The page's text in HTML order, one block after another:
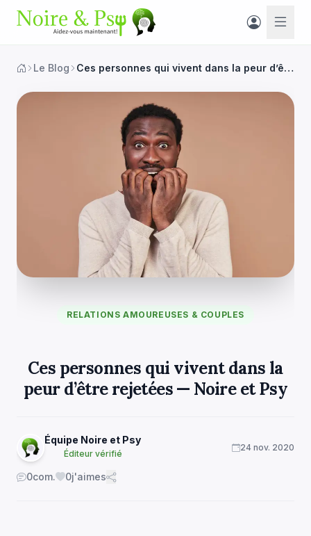
Le Blog Ces personnes qui vivent dans la peur d’être rejetées
RELATIONS AMOUREUSES & COUPLES
Ces personnes qui vivent dans la
peur d’être rejetées — Noire et Psy
Équipe Noire et Psy
Éditeur vérifié
24 nov. 2020
0com. 0j'aimes